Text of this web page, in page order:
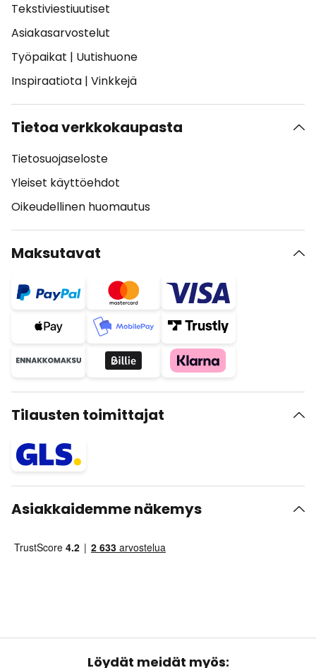
Tekstiviestiuutiset
Asiakasarvostelut
Työpaikat | Uutishuone
Inspiraatiota | Vinkkejä
Tietoa verkkokaupasta
Tietosuojaseloste
Yleiset käyttöehdot
Oikeudellinen huomautus
Maksutavat
Tilausten toimittajat
Asiakkaidemme näkemys
Löydät meidät myös: